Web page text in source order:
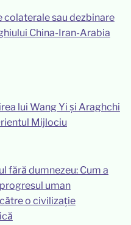
colaterale sau dezbinare
China-Iran-Arabia
lui Wang Yi și Araghchi
Mijlociu
fără dumnezeu: Cum a
uman